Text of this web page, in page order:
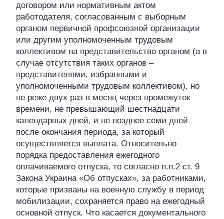
договором или нормативным актом
работодателя, согласованным с выборным
органом первичной профсоюзной организации
или другим уполномоченным трудовым
коллективом на представительство органом (а в
случае отсутствия таких органов –
представителями, избранными и
уполномоченными трудовым коллективом), но
не реже двух раз в месяц через промежуток
времени, не превышающий шестнадцати
календарных дней, и не позднее семи дней
после окончания периода, за который
осуществляется выплата. Относительно
порядка предоставления ежегодного
оплачиваемого отпуска, то согласно п.п.2 ст. 9
Закона Украина «Об отпусках», за работниками,
которые призваны на военную службу в период
мобилизации, сохраняется право на ежегодный
основной отпуск. Что касается документального